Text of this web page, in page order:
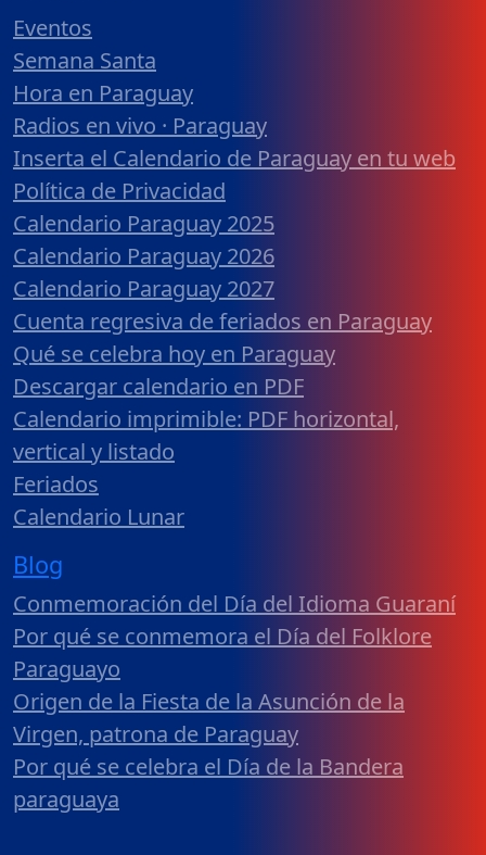
Eventos
Semana Santa
Hora en Paraguay
Radios en vivo · Paraguay
Inserta el Calendario de Paraguay en tu web
Política de Privacidad
Calendario Paraguay 2025
Calendario Paraguay 2026
Calendario Paraguay 2027
Cuenta regresiva de feriados en Paraguay
Qué se celebra hoy en Paraguay
Descargar calendario en PDF
Calendario imprimible: PDF horizontal,
vertical y listado
Feriados
Calendario Lunar
Blog
Conmemoración del Día del Idioma Guaraní
Por qué se conmemora el Día del Folklore
Paraguayo
Origen de la Fiesta de la Asunción de la
Virgen, patrona de Paraguay
Por qué se celebra el Día de la Bandera
paraguaya